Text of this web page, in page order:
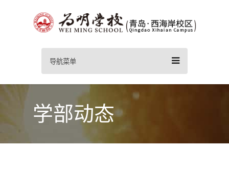
导航菜单
学部动态